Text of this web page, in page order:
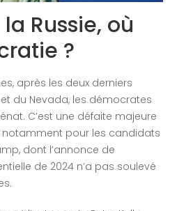
Russie, où
?
après les deux derniers
et du Nevada, les démocrates
C’est une défaite majeure
notamment pour les candidats
dont l’annonce de
de 2024 n’a pas soulevé